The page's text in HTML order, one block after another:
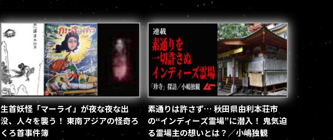
生首妖怪「マーライ」が夜な夜な出
没、人々を襲う！ 東南アジアの怪奇ろ
くろ首事件簿
素通りは許さず… 秋田県由利本荘市
の“インディーズ霊場”に潜入！ 鬼気迫
る霊場主の想いとは？／小嶋独観